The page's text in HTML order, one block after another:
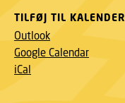
TILFØJ TIL KALENDER
Outlook
Google Calendar
iCal